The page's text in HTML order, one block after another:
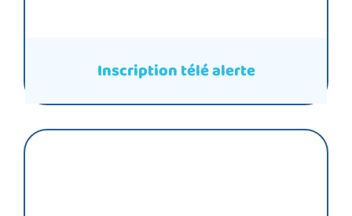
Inscription télé alerte